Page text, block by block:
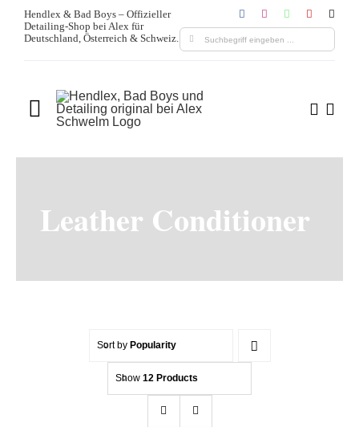
Zum
Inhalt
Hendlex & Bad Boys – Offizieller
Detailing-Shop bei Alex für
Deutschland, Österreich & Schweiz. Suche
Toggle
Home
Blogs & Media
Leather Conditioner
Sort by Popularity
Show 12 Products